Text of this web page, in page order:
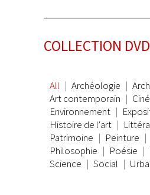
COLLECTION DVD
All Archéologie
Art contemporain
Environnement
Histoire de l'art
Patrimoine
Peinture
Philosophie
Poésie
Science
Social